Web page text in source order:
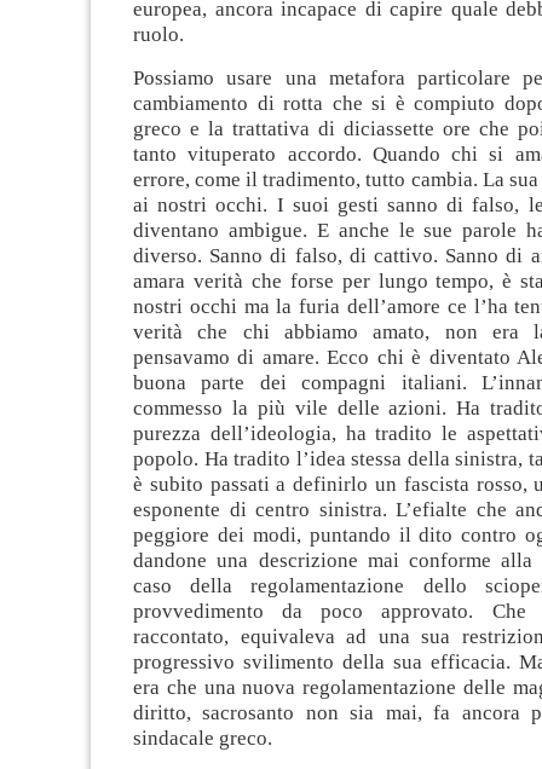
europea, ancora incapace di capire quale
ruolo.
Possiamo usare una metafora particolare
cambiamento di rotta che si è compiuto
greco e la trattativa di diciassette ore che
tanto vituperato accordo. Quando chi si
errore, come il tradimento, tutto cambia. La
ai nostri occhi. I suoi gesti sanno di falso,
diventano ambigue. E anche le sue parole
diverso. Sanno di falso, di cattivo. Sanno di
amara verità che forse per lungo tempo, è
nostri occhi ma la furia dell’amore ce l’ha
verità che chi abbiamo amato, non era
pensavamo di amare. Ecco chi è diventato
buona parte dei compagni italiani.
commesso la più vile delle azioni. Ha
purezza dell’ideologia, ha tradito le
popolo. Ha tradito l’idea stessa della sinistra,
è subito passati a definirlo un fascista rosso,
esponente di centro sinistra. L’efialte che
peggiore dei modi, puntando il dito contro
dandone una descrizione mai conforme
caso della regolamentazione dello
provvedimento da poco approvato.
raccontato, equivaleva ad una sua
progressivo svilimento della sua efficacia.
era che una nuova regolamentazione delle
diritto, sacrosanto non sia mai, fa ancora
sindacale greco.